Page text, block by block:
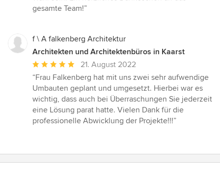
gesamte Team!”
f \ A falkenberg Architektur
Architekten und Architektenbüros in Kaarst
Durchschnittliche
Bewertung:
5
von
5
Sternen
21. August 2022
“Frau Falkenberg hat mit uns zwei sehr aufwendige
Umbauten geplant und umgesetzt. Hierbei war es
wichtig, dass auch bei Überraschungen Sie jederzeit
eine Lösung parat hatte. Vielen Dank für die
professionelle Abwicklung der Projekte!!!”